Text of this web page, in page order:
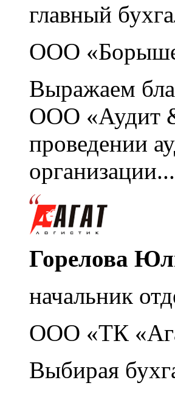
главный
ООО
Выражаем
ООО «Аудит &
проведении
Горелова
начальник
ООО «ТК
Выбирая